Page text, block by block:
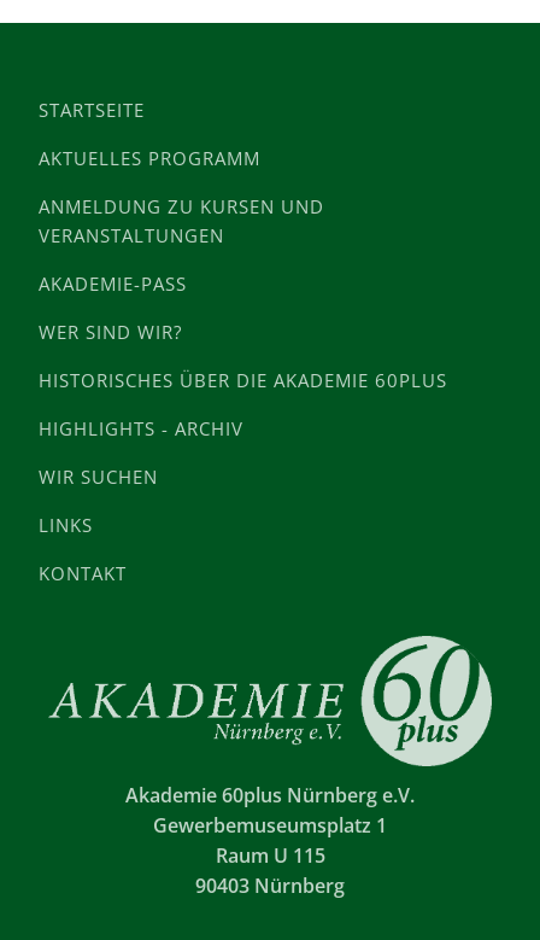
STARTSEITE
AKTUELLES PROGRAMM
ANMELDUNG ZU KURSEN UND
VERANSTALTUNGEN
AKADEMIE-PASS
WER SIND WIR?
HISTORISCHES ÜBER DIE AKADEMIE 60PLUS
HIGHLIGHTS - ARCHIV
WIR SUCHEN
LINKS
KONTAKT
Akademie 60plus Nürnberg e.V.
Gewerbemuseumsplatz 1
Raum U 115
90403 Nürnberg